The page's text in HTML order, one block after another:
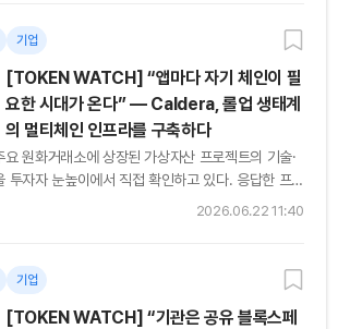
기업
[TOKEN WATCH] “앱마다 자기 체인이 필
요한 시대가 온다” — Caldera, 롤업 생태계
의 멀티체인 인프라를 구축하다
요 원화거래소에 상장된 가상자산 프로젝트의 기술·
투자자 눈높이에서 직접 확인하고 있다. 응답한 프로
서대로 기록한다. [편집자주] 블록체인 시장은 더...
2026.06.22 11:40
기업
[TOKEN WATCH] “기관은 공유 블록스페